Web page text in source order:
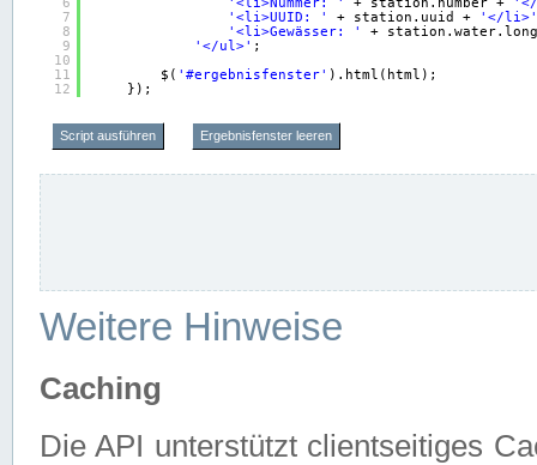
7
8
9
10
11
12
'<li>UUID: '
+ station.uuid +
'</li>'
'<li>Gewässer: '
+
'</ul>' ;
$( '#ergebnisfenster' ).html(html);
});
Script ausführen Ergebnisfenster leeren
Weitere Hinweise
Caching
Die API unterstützt clientseitiges